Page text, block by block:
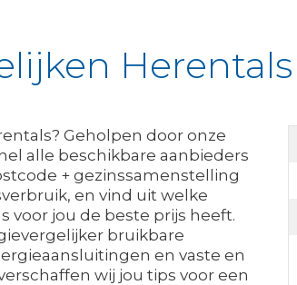
Herentals
Geholpen door onze
alle beschikbare aanbieders
+ gezinssamenstelling
en vind uit welke
voor jou de beste prijs heeft.
bruikbare
en vaste en
wij jou tips voor een